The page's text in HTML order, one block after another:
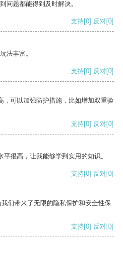
问题都能得到及时解决。
支持[0] 反对[0]
法丰富。
支持[0] 反对[0]
，可以加强防护措施，比如增加双重验
支持[0] 反对[0]
很高，让我能够学到实用的知识。
支持[0] 反对[0]
们带来了无限的隐私保护和安全性保
支持[0] 反对[0]